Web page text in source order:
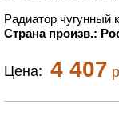
Радиатор чугунный
Страна произв.:
Цена: 4 407